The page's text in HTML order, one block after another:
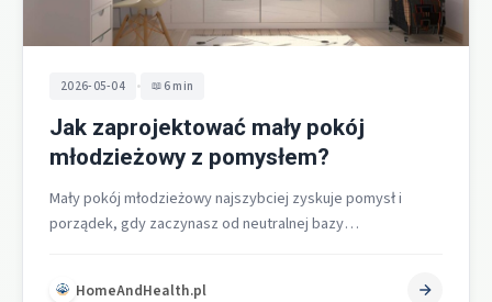
2026-05-04 • 6 min
Jak zaprojektować mały pokój
młodzieżowy z pomysłem?
Mały pokój młodzieżowy najszybciej zyskuje pomysł i
porządek, gdy zaczynasz od neutralnej bazy
HomeAndHealth.pl